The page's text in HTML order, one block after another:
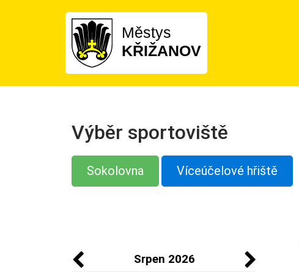
Městys
KŘIŽANOV
Výběr sportoviště
Sokolovna Víceúčelové hřiště
Srpen 2026